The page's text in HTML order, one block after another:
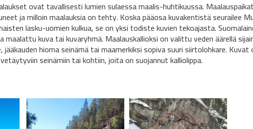
ovat tavallisesti lumien sulaessa maalis-huhtikuussa.
ja milloin maalauksia on tehty. Koska pääosa kuvakentistä seurailee
lasku-uomien kulkua, se on yksi todiste kuvien tekoajasta.
maalattu kuva tai kuvaryhmä. Maalauskallioksi on valittu veden äärellä
jääkauden hioma seinämä tai maamerkiksi sopiva suuri siirtolohkare.
seinämiin tai kohtiin, joita on suojannut kalliolippa.